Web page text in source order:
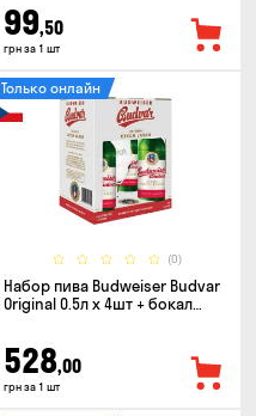
99,50
грн за 1 шт
(0)
Только онлайн
Набор пива Budweiser Budvar
Original 0.5л х 4шт + бокал
528,00
грн за 1 шт